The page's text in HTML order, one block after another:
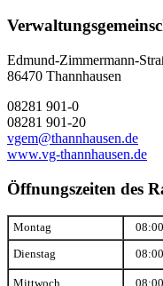
Edmund-Zimmermann-
86470 Thannhausen
08281 901-0
08281 901-20
vgem@thannhausen.de
www.vg-thannhausen.de
Öffnungszeiten des
Montag
Dienstag